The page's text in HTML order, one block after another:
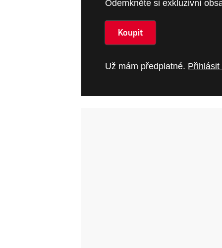
Odemkněte si exkluzivní
Koupit
Už mám předplatné. Přihlásit